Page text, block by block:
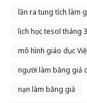
lần ra tung tích làm
lịch học tesol tháng
mô hình giáo dục
người làm bằng giả
nạn làm bằng giả